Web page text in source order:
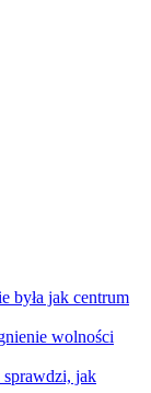
była jak centrum
wolności
sprawdzi, jak